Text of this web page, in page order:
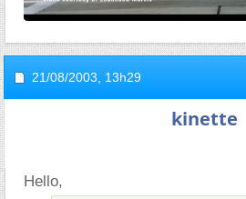
21/08/2003, 13h29
kinette
Hello,